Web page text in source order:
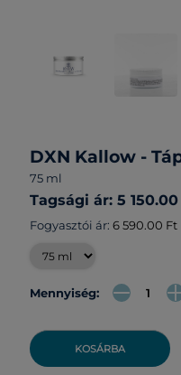
DXN Kallow -
75 ml
Tagsági ár: 5
Fogyasztói ár: 6 590.00 Ft
Mennyiség:
KOSÁRBA